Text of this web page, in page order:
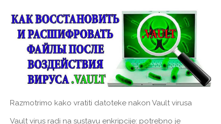
Razmotrimo kako vratiti datoteke nakon Vault virusa
Vault virus radi na sustavu enkripcije: potrebno je